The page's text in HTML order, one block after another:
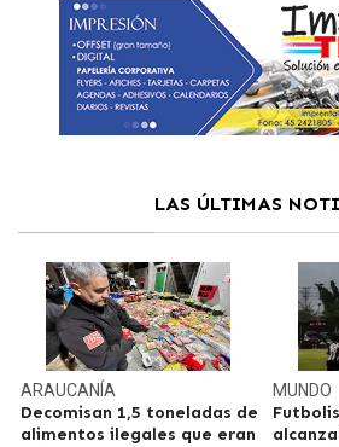
LAS ÚLTIMAS
ARAUCANÍA
Decomisan 1,5 toneladas de
alimentos ilegales que eran
MUNDO